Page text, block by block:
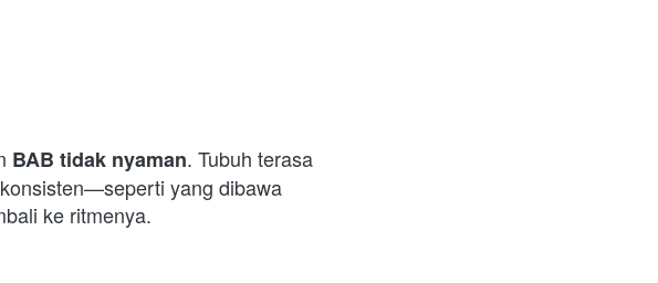
BAB tidak nyaman. Tubuh terasa
ke ritmenya.